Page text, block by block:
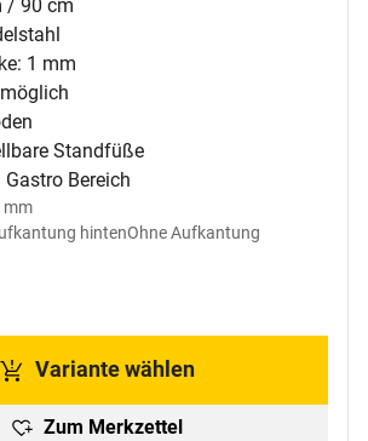
/ 90 cm
1 mm
Standfüße
Bereich
mm
hintenOhne Aufkantung
abgegeben
Variante wählen
Zum Merkzettel